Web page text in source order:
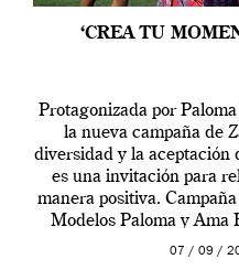
‘CREA TU
Protagonizada por
la nueva campaña de
diversidad y la aceptación
es una invitación para
manera positiva. Campaña
Modelos Paloma y Ama
outfit, cada07 / 09 /